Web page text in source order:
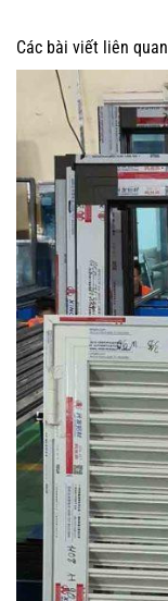
Các bài viết liên quan